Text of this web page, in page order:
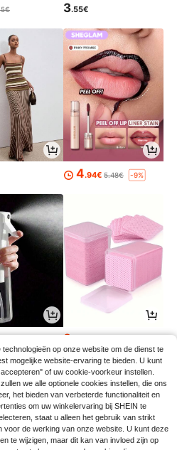
3.55€
4.94€ 5.48€ -9%
3
op onze website om de dienst te
mogelijke website-ervaring te bieden. U kunt
of uw cookie-voorkeur instellen.
we alle optionele cookies instellen, die ons
het bieden van verbeterde functionaliteit en
om uw winkelervaring bij SHEIN te
staat u alleen het gebruik van strikt
voor de werking van onze website. U kunt deze
te wijzigen, maar dit kan van invloed zijn op